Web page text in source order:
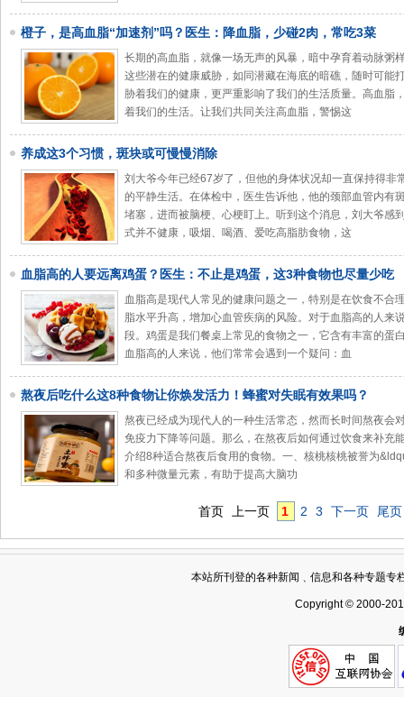
橙子，是高血脂“加速剂”吗？医生：降血脂，少碰2肉，常吃3菜
长期的高血脂，就像一场无声的风暴，暗中孕育着动脉粥
这些潜在的健康威胁，如同潜藏在海底的暗礁，随时可能
胁着我们的健康，更严重影响了我们的生活质量。高血脂
着我们的生活。让我们共同关注高血脂，警惕这
养成这3个习惯，斑块或可慢慢消除
刘大爷今年已经67岁了，但他的身体状况却一直保持得非
的平静生活。在体检中，医生告诉他，他的颈部血管内有
堵塞，进而被脑梗、心梗盯上。听到这个消息，刘大爷感
式并不健康，吸烟、喝酒、爱吃高脂肪食物，这
血脂高的人要远离鸡蛋？医生：不止是鸡蛋，这3种食物也尽量少吃
血脂高是现代人常见的健康问题之一，特别是在饮食不合
脂水平升高，增加心血管疾病的风险。对于血脂高的人来
段。鸡蛋是我们餐桌上常见的食物之一，它含有丰富的蛋
血脂高的人来说，他们常常会遇到一个疑问：血
熬夜后吃什么这8种食物让你焕发活力！蜂蜜对失眠有效果吗？
熬夜已经成为现代人的一种生活常态，然而长时间熬夜会
免疫力下降等问题。那么，在熬夜后如何通过饮食来补充
介绍8种适合熬夜后食用的食物。一、核桃核桃被誉为
和多种微量元素，有助于提高大脑功
首页 上一页 1 2 3 下一页 尾页
本站所刊登的各种新闻﹑信息和各种专题专
Copyright © 2000-